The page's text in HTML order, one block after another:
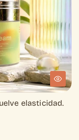
elasticidad.